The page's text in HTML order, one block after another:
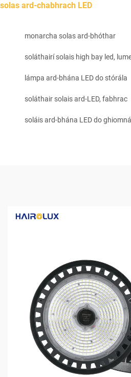
solas ard-chabhrach LED
monarcha solas ard-bhóthar
soláthairí solais high bay led,
lámpa ard-bhána LED do stórála
soláthair solais ard-LED, fabhrac
soláis ard-bhána LED do